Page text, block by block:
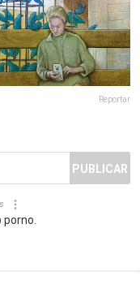
Reportar
PUBLICAR
porno.